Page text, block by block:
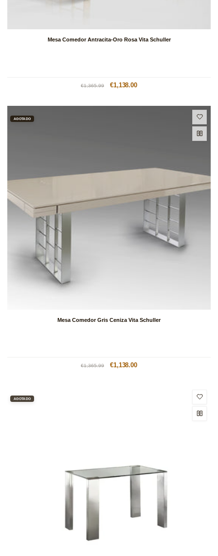
Mesa Comedor Antracita-Oro Rosa Vita Schuller
Precio
€1,365.99
Precio
€1,138.00
AGOTADO
Mesa Comedor Gris Ceniza Vita Schuller
Precio
€1,365.99
Precio
€1,138.00
AGOTADO